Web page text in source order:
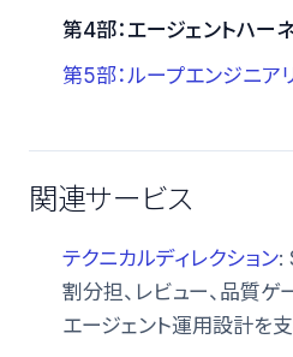
第4部：エージェントハーネ
第5部：ループエンジニア
関連サービス
テクニカルディレクション:
割分担、レビュー、品質ゲ
エージェント運用設計を支